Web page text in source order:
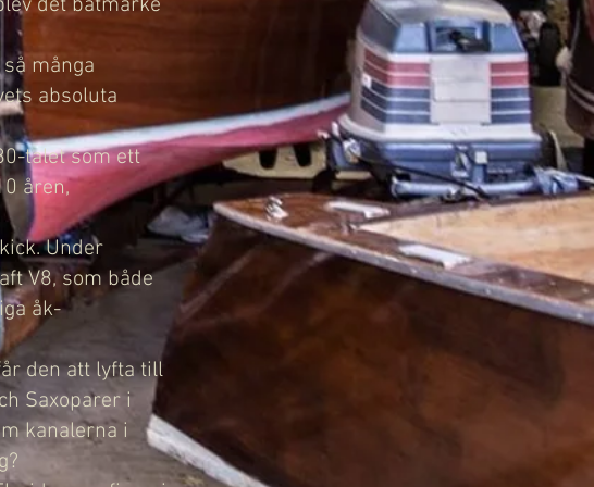
det båtmärke
många
absoluta
talet som ett
åren,
Under
V8, som både
åk-
den att lyfta till
Saxoparer i
kanalerna i